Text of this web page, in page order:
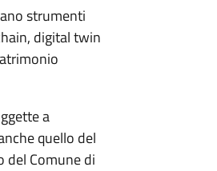
strumenti
digital twin
a
quello del
del Comune di